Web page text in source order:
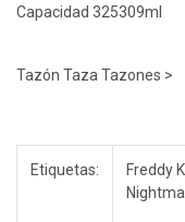
Capacidad 325309ml
Tazón Taza Tazones >
Etiquetas:
Freddy